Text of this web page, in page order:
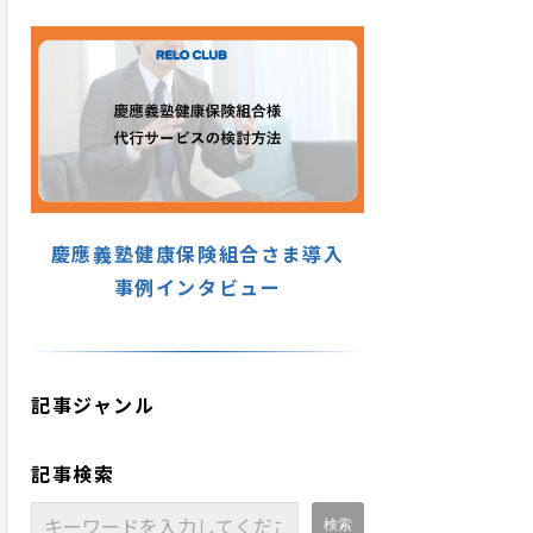
慶應義塾健康保険組合さま導入
事例インタビュー
記事ジャンル
記事検索